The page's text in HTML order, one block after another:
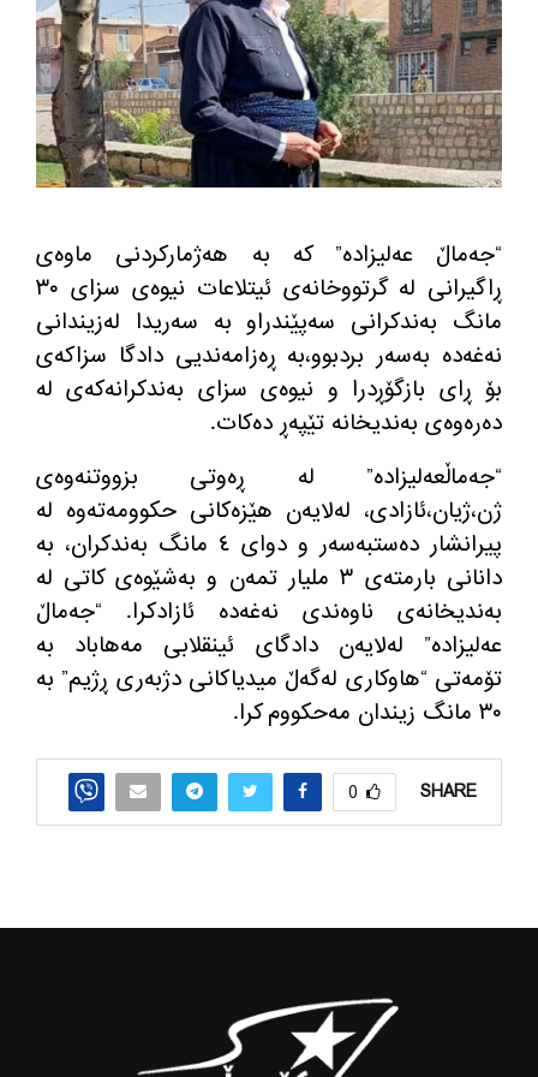
“جەماڵ عەلیزادە” كه بە هەژمارکردنی ماوەی
ڕاگیرانی لە گرتووخانه‌ی ئیتلاعات نیوەی سزای ٣٠
مانگ بەندکرانی سەپێندراو بە سەریدا لەزیندانی
نەغەدە بەسەر بردبوو،بە ڕەزامەندیی دادگا سزاکەی
بۆ ڕای بازگۆڕدرا و نیوه‌ی سزای بەندکرانەکەی لە
دەرەوەی بەندیخانە تێپەڕ دەکات.
“جەماڵعەلیزادە” لە ڕەوتی بزووتنەوەی
ژن،ژیان،ئازادی، لەلایەن هێزەکانی حكوومه‌ته‌وه‌ لە
پیرانشار دەستبەسەر و دوای ٤ مانگ به‌ندكران، بە
دانانی بارمتەی ٣ ملیار تمەن و بەشێوەی کاتی لە
بەندیخانەی ناوەندی نەغەدە ئازادکرا. “جەماڵ
عەلیزادە” لەلایەن دادگای ئینقلابی مەهاباد بە
تۆمەتی “هاوکاری لەگەڵ میدیاکانی دژبه‌ری ڕژیم” به
٣٠ مانگ زیندان مه‌حكووم كرا.
SHARE
0